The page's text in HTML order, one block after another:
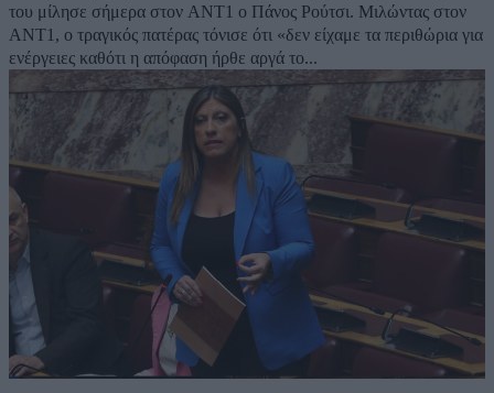
του μίλησε σήμερα στον ΑΝΤ1 ο Πάνος Ρούτσι. Μιλώντας στον
ΑΝΤ1, ο τραγικός πατέρας τόνισε ότι «δεν είχαμε τα περιθώρια για
ενέργειες καθότι η απόφαση ήρθε αργά το...